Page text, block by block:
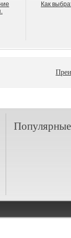
Как
Популярные